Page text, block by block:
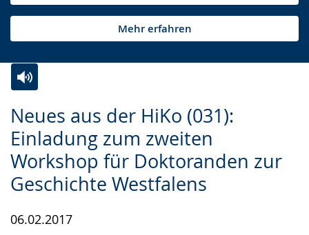
Mehr erfahren
Neues aus der HiKo (031):
Einladung zum zweiten
Workshop für Doktoranden zur
Geschichte Westfalens
06.02.2017
Leichten
Sprache
wechseln.
Audio-
Unterstützung.
Video
in
Deutscher
Gebärdensprache
angezeigt.